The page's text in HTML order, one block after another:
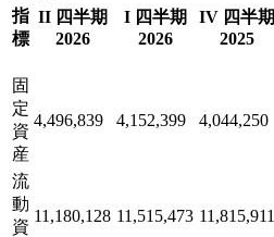
指
標
II 四半期
2026
I 四半期
2026
IV 四半期
2025
固
定
資
産
4,496,839 4,152,399 4,044,250
流
動
資
11,180,128 11,515,473 11,815,911